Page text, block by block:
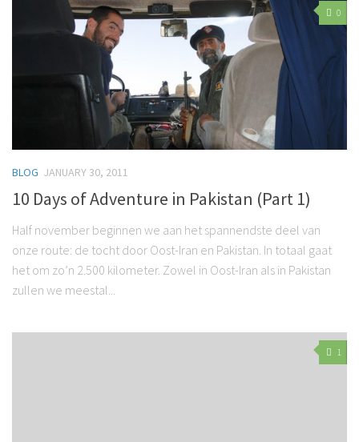
0
BLOG JANUARY 30, 2011
10 Days of Adventure in Pakistan (Part 1)
Half november beginnen we aan het spannendste deel van
onze route: de tocht door Oost-Iran en Pakistan. In totaal gaat
het om zo’n 2.500 kilometer. Zowel in Oost-Iran als in Pakistan
zullen we meestal...
1